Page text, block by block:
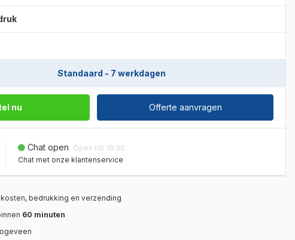
Standaard - 7 werkdagen
nu Offerte aanvragen
Chat open Open tot 16:30
Chat met onze klantenservice
bedrukking en verzending
60 minuten